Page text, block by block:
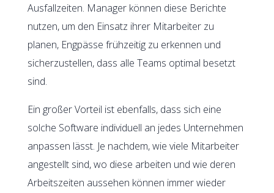
Ausfallzeiten. Manager können diese Berichte
nutzen, um den Einsatz ihrer Mitarbeiter zu
planen, Engpässe frühzeitig zu erkennen und
sicherzustellen, dass alle Teams optimal besetzt
sind.
Ein großer Vorteil ist ebenfalls, dass sich eine
solche Software individuell an jedes Unternehmen
anpassen lässt. Je nachdem, wie viele Mitarbeiter
angestellt sind, wo diese arbeiten und wie deren
Arbeitszeiten aussehen können immer wieder